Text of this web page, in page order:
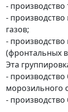
-
-
газов;
-
(фронтальных
Эта
-
морозильного
-